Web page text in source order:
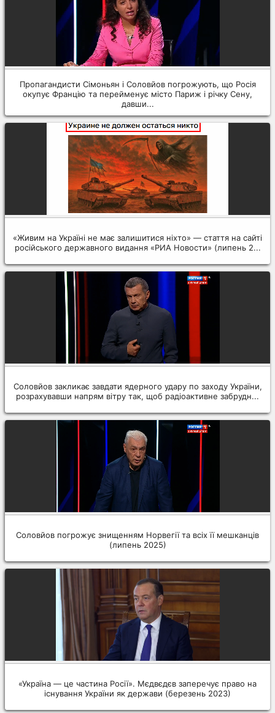
Пропагандисти Сімоньян і Соловйов погрожують, що Росія
окупує Францію та перейменує місто Париж і річку Сену,
давши...
«Живим на Україні не має залишитися ніхто» — стаття на сайті
російського державного видання «РИА Новости» (липень 2...
Соловйов закликає завдати ядерного удару по заходу України,
розрахувавши напрям вітру так, щоб радіоактивне забрудн...
Соловйов погрожує знищенням Норвегії та всіх її мешканців
(липень 2025)
«Україна — це частина Росії». Мєдвєдєв заперечує право на
існування України як держави (березень 2023)